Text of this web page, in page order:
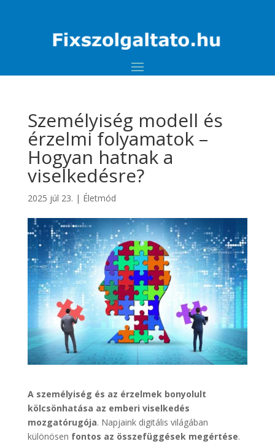
Személyiség modell és
érzelmi folyamatok –
Hogyan hatnak a
viselkedésre?
2025 júl 23. | Életmód
A személyiség és az érzelmek bonyolult
kölcsönhatása az emberi viselkedés
mozgatórugója. Napjaink digitális világában
különösen fontos az összefüggések megértése.